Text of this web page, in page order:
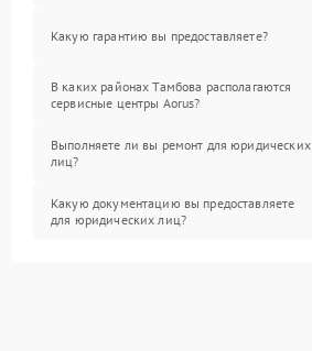
Какую гарантию вы предоставляете?
В каких районах Тамбова располагаются
сервисные центры Aorus?
Выполняете ли вы ремонт для юридических
лиц?
Какую документацию вы предоставляете
для юридических лиц?